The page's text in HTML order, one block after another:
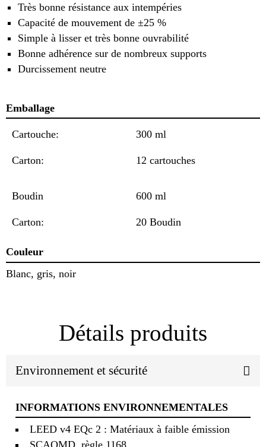
Très bonne résistance aux intempéries
Capacité de mouvement de ±25 %
Simple à lisser et très bonne ouvrabilité
Bonne adhérence sur de nombreux supports
Durcissement neutre
Emballage
Cartouche: 300 ml
Carton: 12 cartouches
Boudin 600 ml
Carton: 20 Boudin
Couleur
Blanc, gris, noir
Détails produits
Environnement et sécurité
INFORMATIONS ENVIRONNEMENTALES
LEED v4 EQc 2 : Matériaux à faible émission
SCAQMD, règle 1168